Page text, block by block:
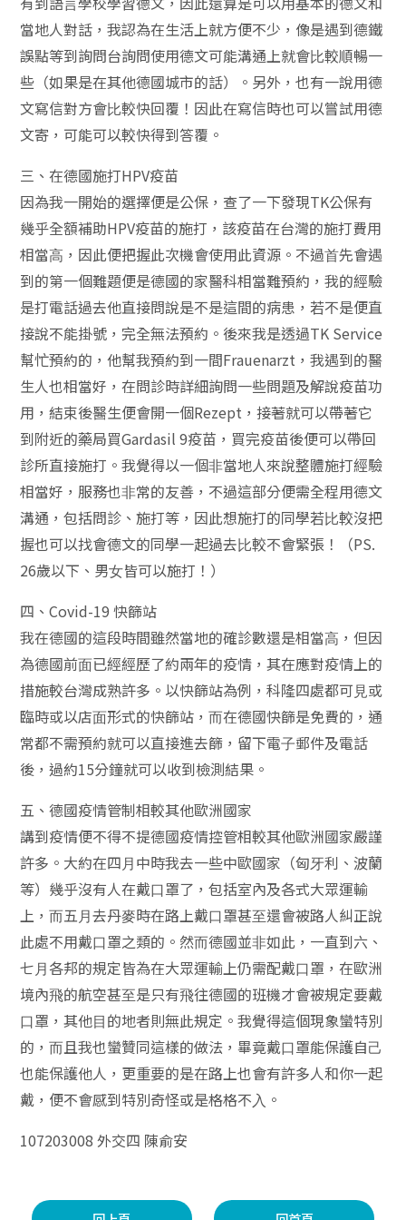
當地⼈對話，我認為在⽣活上就⽅便不少，像是遇到德鐵
誤點等到詢問台詢問使⽤德⽂可能溝通上就會⽐較順暢⼀
些（如果是在其他德國城市的話）。另外，也有⼀說⽤德
⽂寫信對⽅會⽐較快回覆！因此在寫信時也可以嘗試⽤德
⽂寄，可能可以較快得到答覆。
三、在德國施打HPV疫苗
因為我⼀開始的選擇便是公保，查了⼀下發現TK公保有
幾乎全額補助HPV疫苗的施打，該疫苗在台灣的施打費⽤
相當⾼，因此便把握此次機會使⽤此資源。不過⾸先會遇
到的第⼀個難題便是德國的家醫科相當難預約，我的經驗
是打電話過去他直接問說是不是這間的病患，若不是便直
接說不能掛號，完全無法預約。後來我是透過TK Service
幫忙預約的，他幫我預約到⼀間Frauenarzt，我遇到的醫
⽣⼈也相當好，在問診時詳細詢問⼀些問題及解說疫苗功
⽤，結束後醫⽣便會開⼀個Rezept，接著就可以帶著它
到附近的藥局買Gardasil 9疫苗，買完疫苗後便可以帶回
診所直接施打。我覺得以⼀個⾮當地⼈來說整體施打經驗
相當好，服務也⾮常的友善，不過這部分便需全程⽤德⽂
溝通，包括問診、施打等，因此想施打的同學若⽐較沒把
握也可以找會德⽂的同學⼀起過去⽐較不會緊張！（PS.
26歲以下、男⼥皆可以施打！）
四、Covid-19 快篩站
我在德國的這段時間雖然當地的確診數還是相當⾼，但因
為德國前⾯已經經歷了約兩年的疫情，其在應對疫情上的
措施較台灣成熟許多。以快篩站為例，科隆四處都可⾒或
臨時或以店⾯形式的快篩站，⽽在德國快篩是免費的，通
常都不需預約就可以直接進去篩，留下電⼦郵件及電話
後，過約15分鐘就可以收到檢測結果。
五、德國疫情管制相較其他歐洲國家
講到疫情便不得不提德國疫情控管相較其他歐洲國家嚴謹
許多。⼤約在四⽉中時我去⼀些中歐國家（匈⽛利、波蘭
等）幾乎沒有⼈在戴⼝罩了，包括室內及各式⼤眾運輸
上，⽽五⽉去丹⿆時在路上戴⼝罩甚⾄還會被路⼈糾正說
此處不⽤戴⼝罩之類的。然⽽德國並⾮如此，⼀直到六、
七⽉各邦的規定皆為在⼤眾運輸上仍需配戴⼝罩，在歐洲
境內⾶的航空甚⾄是只有⾶往德國的班機才會被規定要戴
⼝罩，其他⽬的地者則無此規定。我覺得這個現象蠻特別
的，⽽且我也蠻贊同這樣的做法，畢竟戴⼝罩能保護⾃⼰
也能保護他⼈，更重要的是在路上也會有許多⼈和你⼀起
戴，便不會感到特別奇怪或是格格不⼊。
107203008 外交四 陳俞安